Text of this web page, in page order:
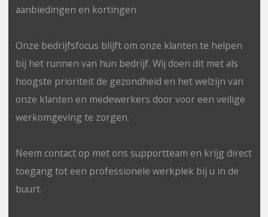
aanbiedingen en kortingen
Onze bedrijfsfocus blijft om onze klanten te helpen
bij het runnen van hun bedrijf. Wij doen dit met als
hoogste prioriteit de gezondheid en het welzijn van
onze klanten en medewerkers door voor een veilige
werkomgeving te zorgen.
Neem contact op met ons supportteam en krijg direct
toegang tot een professionele werkplek bij u in de
buurt.